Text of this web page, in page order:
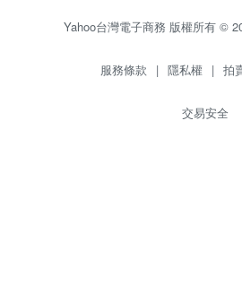
Yahoo台灣電子商務 版權所有 ©
服務條款 | 隱私權 | 拍
交易安全